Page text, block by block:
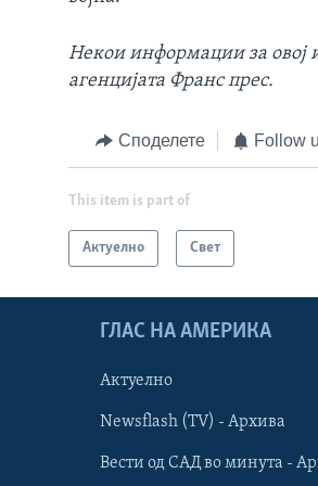
Некои информации за овој
агенцијата Франс прес.
Споделете Follow
This item is part of
Актуелно Свет
ГЛАС НА АМЕРИКА
Актуелно
Newsflash (TV) - Архива
Вести од САД во минута -